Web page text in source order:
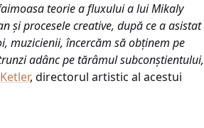
teorie a fluxului a lui Mikaly
și procesele creative, după ce a asistat
muzicienii, încercăm să obținem pe
adânc pe tărâmul subconștientului,
, directorul artistic al acestui